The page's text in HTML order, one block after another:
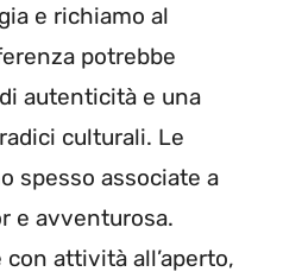
e richiamo al
potrebbe
autenticità e una
culturali. Le
spesso associate a
e avventurosa.
attività all’aperto,